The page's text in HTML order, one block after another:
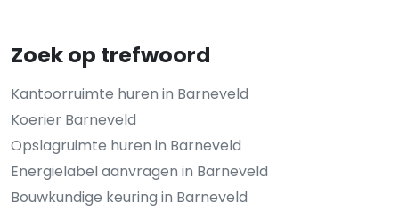
Zoek op trefwoord
Kantoorruimte huren in Barneveld
Koerier Barneveld
Opslagruimte huren in Barneveld
Energielabel aanvragen in Barneveld
Bouwkundige keuring in Barneveld